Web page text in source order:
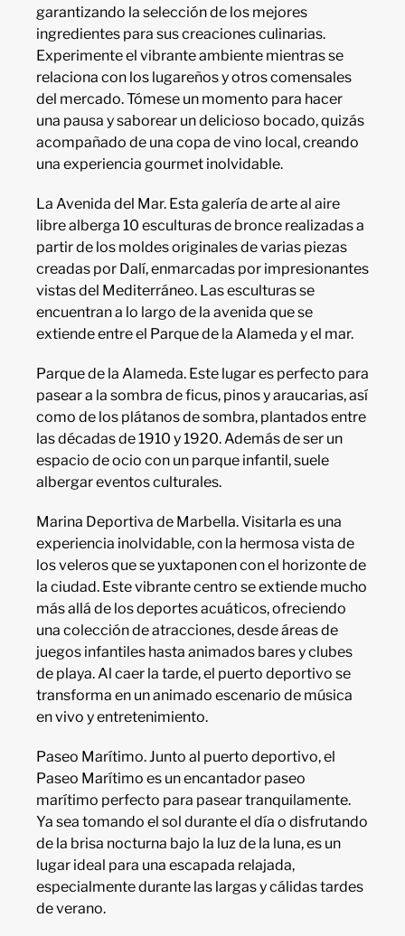
garantizando la selección de los mejores
ingredientes para sus creaciones culinarias.
Experimente el vibrante ambiente mientras se
relaciona con los lugareños y otros comensales
del mercado. Tómese un momento para hacer
una pausa y saborear un delicioso bocado, quizás
acompañado de una copa de vino local, creando
una experiencia gourmet inolvidable.
La Avenida del Mar. Esta galería de arte al aire
libre alberga 10 esculturas de bronce realizadas a
partir de los moldes originales de varias piezas
creadas por Dalí, enmarcadas por impresionantes
vistas del Mediterráneo. Las esculturas se
encuentran a lo largo de la avenida que se
extiende entre el Parque de la Alameda y el mar.
Parque de la Alameda. Este lugar es perfecto para
pasear a la sombra de ficus, pinos y araucarias, así
como de los plátanos de sombra, plantados entre
las décadas de 1910 y 1920. Además de ser un
espacio de ocio con un parque infantil, suele
albergar eventos culturales.
Marina Deportiva de Marbella. Visitarla es una
experiencia inolvidable, con la hermosa vista de
los veleros que se yuxtaponen con el horizonte de
la ciudad. Este vibrante centro se extiende mucho
más allá de los deportes acuáticos, ofreciendo
una colección de atracciones, desde áreas de
juegos infantiles hasta animados bares y clubes
de playa. Al caer la tarde, el puerto deportivo se
transforma en un animado escenario de música
en vivo y entretenimiento.
Paseo Marítimo. Junto al puerto deportivo, el
Paseo Marítimo es un encantador paseo
marítimo perfecto para pasear tranquilamente.
Ya sea tomando el sol durante el día o disfrutando
de la brisa nocturna bajo la luz de la luna, es un
lugar ideal para una escapada relajada,
especialmente durante las largas y cálidas tardes
de verano.